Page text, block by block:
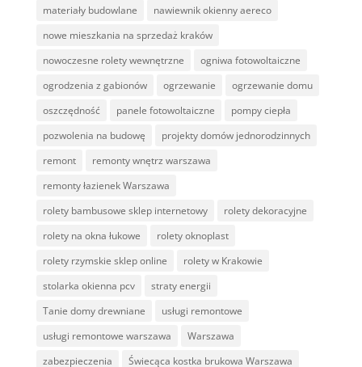
materiały budowlane
nawiewnik okienny aereco
nowe mieszkania na sprzedaż kraków
nowoczesne rolety wewnętrzne
ogniwa fotowoltaiczne
ogrodzenia z gabionów
ogrzewanie
ogrzewanie domu
oszczędność
panele fotowoltaiczne
pompy ciepła
pozwolenia na budowę
projekty domów jednorodzinnych
remont
remonty wnętrz warszawa
remonty łazienek Warszawa
rolety bambusowe sklep internetowy
rolety dekoracyjne
rolety na okna łukowe
rolety oknoplast
rolety rzymskie sklep online
rolety w Krakowie
stolarka okienna pcv
straty energii
Tanie domy drewniane
usługi remontowe
usługi remontowe warszawa
Warszawa
zabezpieczenia
Świecąca kostka brukowa Warszawa